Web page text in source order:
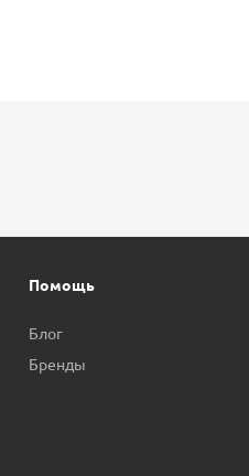
Помощь
Блог
Бренды